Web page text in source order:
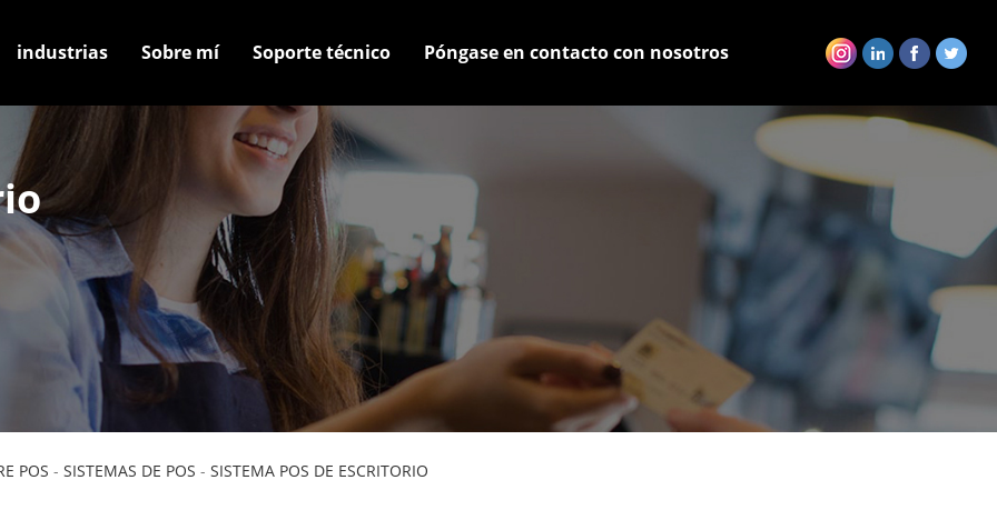
industrias Sobre mí Soporte técnico Póngase en contacto con nosotros
POS -SISTEMAS DE POS -SISTEMA POS DE ESCRITORIO